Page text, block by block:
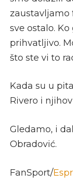
zaustavljamo
sve ostalo.
prihvatljivo.
što ste vi to
Kada su u
Rivero i
Gledamo, i
Obradović.
FanSport/